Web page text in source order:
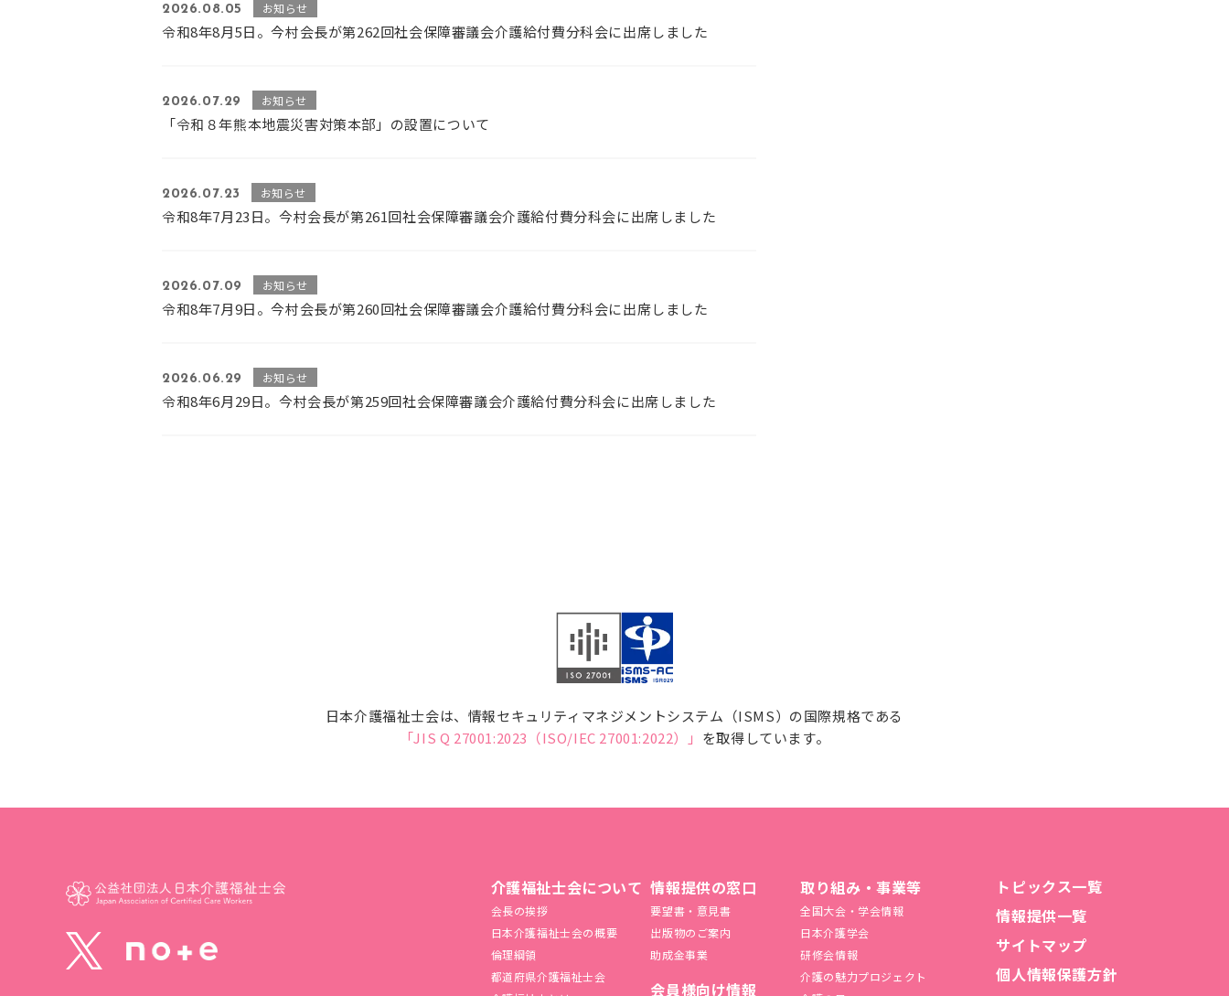
2026.08.05 お知らせ
令和8年8月5日。今村会長が第262回社会保障審議会介護給付費分科会に出席しました
2026.07.29 お知らせ
「令和８年熊本地震災害対策本部」の設置について
2026.07.23 お知らせ
令和8年7月23日。今村会長が第261回社会保障審議会介護給付費分科会に出席しました
2026.07.09 お知らせ
令和8年7月9日。今村会長が第260回社会保障審議会介護給付費分科会に出席しました
2026.06.29 お知らせ
令和8年6月29日。今村会長が第259回社会保障審議会介護給付費分科会に出席しました
日本介護福祉士会は、情報セキュリティマネジメントシステム（ISMS）の国際規格である
「JIS Q 27001:2023（ISO/IEC 27001:2022）」 を取得しています。
介護福祉士会について
会長の挨拶
日本介護福祉士会の概要
倫理綱領
都道府県介護福祉士会
情報提供の窓口
要望書・意見書
出版物のご案内
助成金事業
会員様向け情報
取り組み・事業等
全国大会・学会情報
日本介護学会
研修会情報
介護の魅力プロジェクト
トピックス一覧
情報提供一覧
サイトマップ
個人情報保護方針